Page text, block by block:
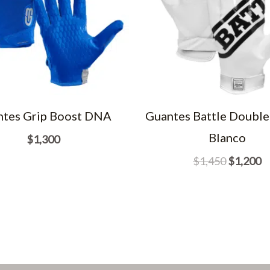
Grip Boost DNA
$1,300
Guantes Battle
Blanco
$1,450El
$1,200El